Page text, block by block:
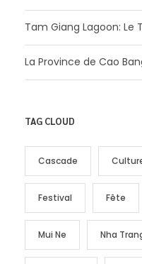
Tam Giang Lagoon: Le
La Province de Cao
TAG CLOUD
Cascade
Festival Fête
Mui Ne Nha